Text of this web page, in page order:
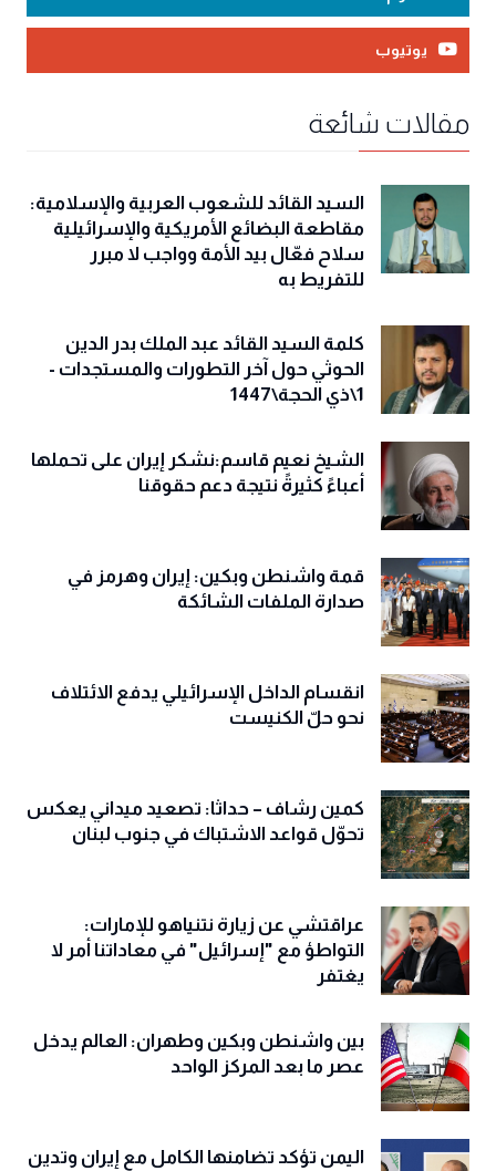
يوتيوب
مقالات شائعة
السيد القائد للشعوب العربية والإسلامية:
مقاطعة البضائع الأمريكية والإسرائيلية
سلاح فعّال بيد الأمة وواجب لا مبرر
للتفريط به
كلمة السيد القائد عبد الملك بدر الدين
الحوثي حول آخر التطورات والمستجدات -
1\ذي الحجة\1447
الشيخ نعيم قاسم:نشكر إيران على تحملها
أعباءً كثيرةً نتيجة دعم حقوقنا
قمة واشنطن وبكين: إيران وهرمز في
صدارة الملفات الشائكة
انقسام الداخل الإسرائيلي يدفع الائتلاف
نحو حلّ الكنيست
كمين رشاف – حداثا: تصعيد ميداني يعكس
تحوّل قواعد الاشتباك في جنوب لبنان
عراقتشي عن زيارة نتنياهو للإمارات:
التواطؤ مع "إسرائيل" في معاداتنا أمر لا
يغتفر
بين واشنطن وبكين وطهران: العالم يدخل
عصر ما بعد المركز الواحد
اليمن تؤكد تضامنها الكامل مع إيران وتدين